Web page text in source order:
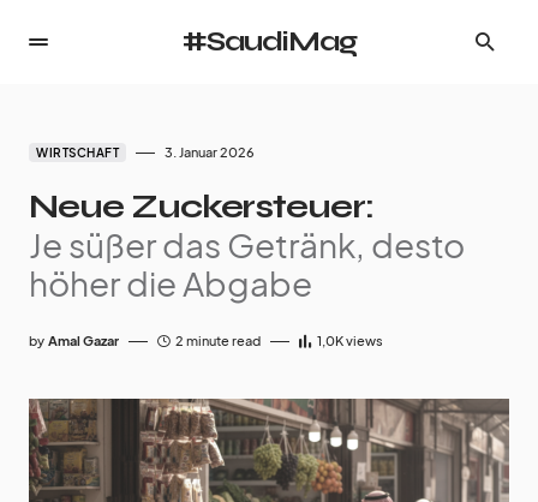
#SaudiMag
WIRTSCHAFT 3. Januar 2026
Neue Zuckersteuer:
Je süßer das Getränk, desto
höher die Abgabe
by Amal Gazar 2 minute read 1,0Kviews